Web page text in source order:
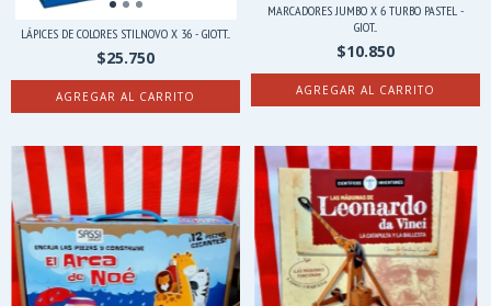
LÁPICES DE COLORES STILNOVO X 36 - GIOTT...
$25.750
MARCADORES JUMBO X 6 TURBO PASTEL -
GIOT...
$10.850